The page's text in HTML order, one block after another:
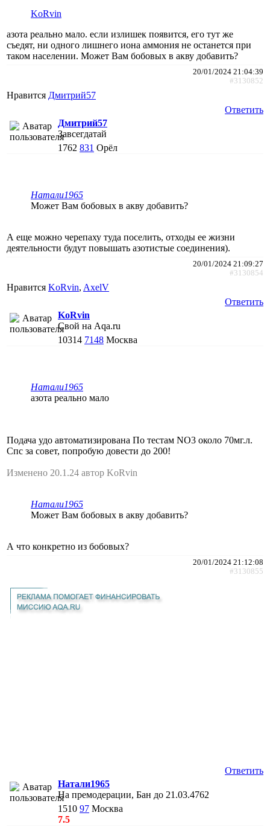
KoRvin
азота реально мало. если излишек появится, его тут же
съедят, ни одного лишнего иона аммония не останется при
таком населении. Может Вам бобовых в акву добавить?
20/01/2024 21:04:39
#3130852
Нравится Дмитрий57
Ответить
Дмитрий57
Завсегдатай
1762 831 Орёл
Натали1965
Может Вам бобовых в акву добавить?
А еще можно черепаху туда поселить, отходы ее жизни
деятельности будут повышать азотистые соединения).
20/01/2024 21:09:27
#3130854
Нравится KoRvin, AxelV
Ответить
KoRvin
Свой на Aqa.ru
10314 7148 Москва
Натали1965
азота реально мало
Подача удо автоматизирована По тестам NO3 около 70мг.л.
Спс за совет, попробую довести до 200!
Изменено 20.1.24 автор KoRvin
Натали1965
Может Вам бобовых в акву добавить?
А что конкретно из бобовых?
20/01/2024 21:12:08
#3130855
Ответить
Натали1965
На премодерации, Бан до 21.03.4762
1510 97 Москва
7.5